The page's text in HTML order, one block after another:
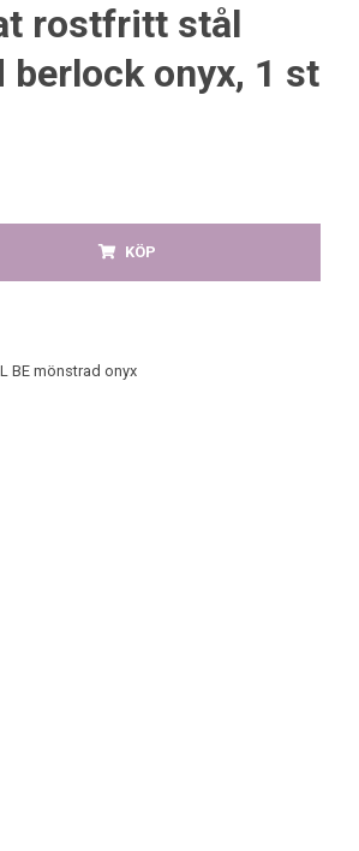
rostfritt stål
berlock onyx, 1 st
KÖP
BE mönstrad onyx